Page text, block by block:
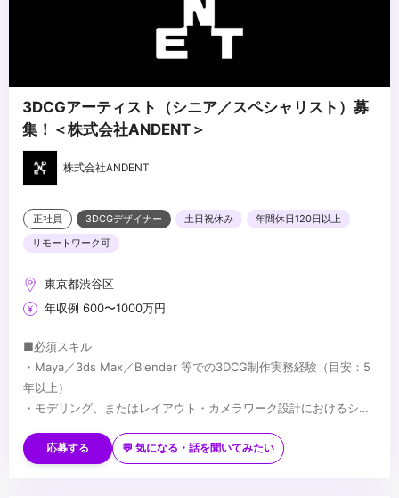
3DCGアーティスト（シニア／スペシャリスト）募
集！＜株式会社ANDENT＞
株式会社ANDENT
正社員 3DCGデザイナー 土日祝休み
年間休日120日以上
リモートワーク可
東京都渋谷区
年収例 600〜1000万円
■必須スキル
・Maya／3ds Max／Blender 等での3DCG制作実務経験（目安：5
年以上）
・モデリング、またはレイアウト・カメラワーク設計におけるシニ
・映像制作パイプラインの理解
・長編映像・ハイエンドCG・没入型コンテンツでの実務経験
・Houdini／Geometry Nodes 等を用いたプロシージャルワークフ
応募する 💬 気になる・話を聞いてみたい